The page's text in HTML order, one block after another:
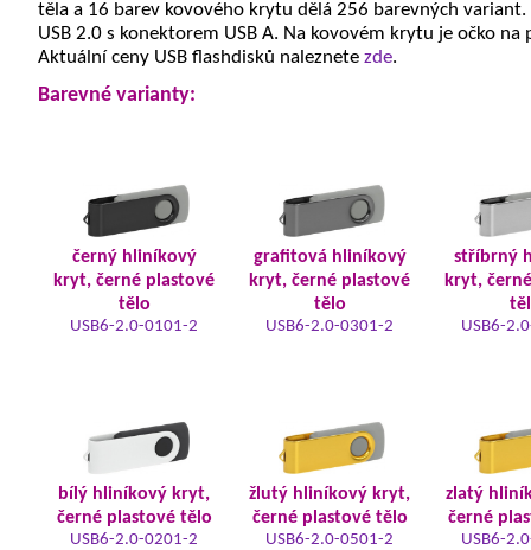
těla a 16 barev kovového krytu dělá 256 barevných variant.
USB 2.0 s konektorem USB A. Na kovovém krytu je očko na
Aktuální ceny USB flashdisků naleznete zde.
Barevné varianty:
černý hliníkový
kryt, černé plastové
tělo
USB6-2.0-0101-2
grafitová hliníkový
kryt, černé plastové
tělo
USB6-2.0-0301-2
stříbrný
kryt,
USB6-
bílý hliníkový kryt,
černé plastové tělo
USB6-2.0-0201-2
žlutý hliníkový kryt,
černé plastové tělo
USB6-2.0-0501-2
zlatý
černé
USB6-